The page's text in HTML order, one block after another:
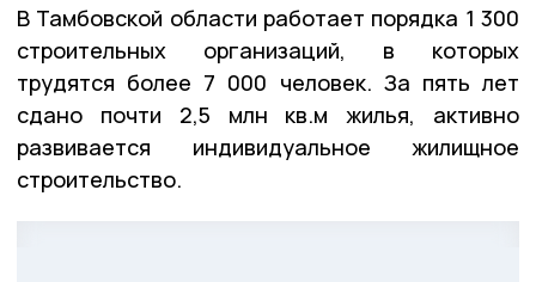
В Тамбовской области работает порядка 1 300
строительных организаций, в которых
трудятся более 7 000 человек. За пять лет
сдано почти 2,5 млн кв.м жилья, активно
развивается индивидуальное жилищное
строительство.